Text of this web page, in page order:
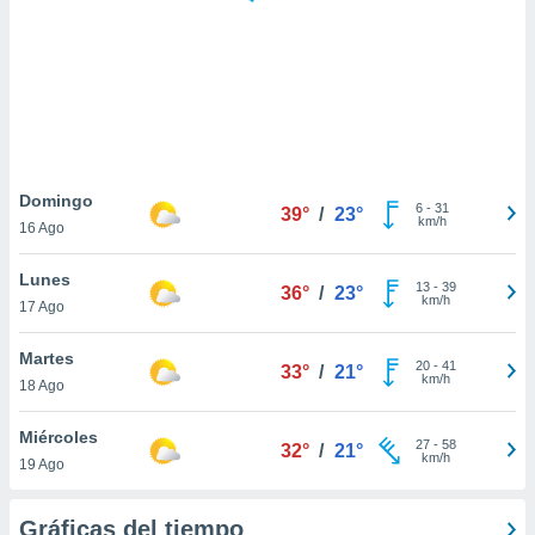
similares
como
sitio
de
traten tus
en
interés
su
Domingo
16 Ago
39° / 23° 6- 31
km/h
Lunes
17 Ago
36° / 23° 13- 39
km/h
Martes
18 Ago
33° / 21° 20- 41
km/h
Miércoles
19 Ago
32° / 21° 27- 58
km/h
Gráficas del tiempo